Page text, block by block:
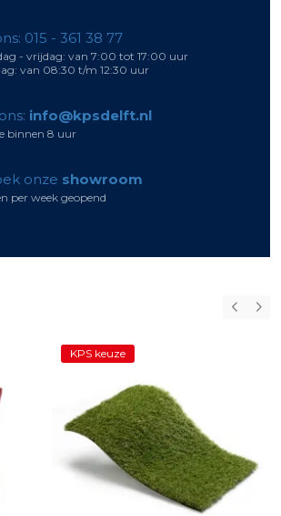
015 - 361 38 77
- vrijdag: van 7:00 tot 17:00 uur
van 08:30 t/m 12:30 uur
info@kpsdelft.nl
binnen 8 uur
onze showroom
per week geopend
KPS keuze